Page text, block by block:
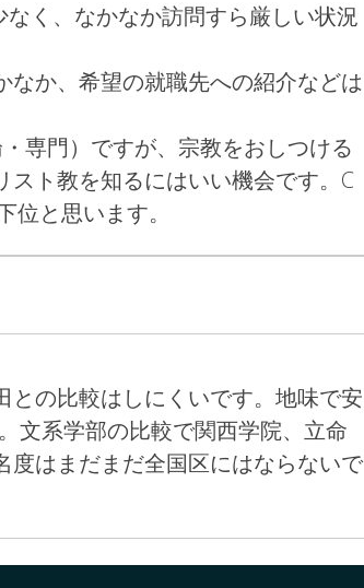
く、なかなか訪問すら厳しい状況
なか、希望の就職先への紹介などは
専門）ですが、宗教をおしつける
ト教を知るにはいい機会です。C
と思います。
の比較はしにくいです。地味で安
文系学部の比較で関西学院、立命
はまだまだ全国区にはならないで